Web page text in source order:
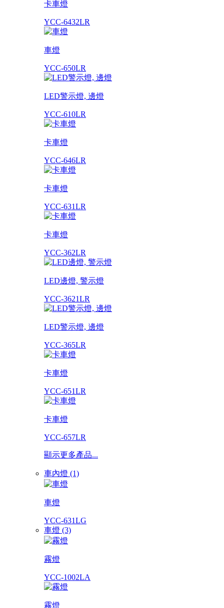
卡車燈
YCC-6432LR
車燈
YCC-650LR
LED警示燈, 邊燈
YCC-610LR
卡車燈
YCC-646LR
卡車燈
YCC-631LR
卡車燈
YCC-362LR
LED邊燈, 警示燈
YCC-3621LR
LED警示燈, 邊燈
YCC-365LR
卡車燈
YCC-651LR
卡車燈
YCC-657LR
顯示更多產品...
車內燈 (1)
車燈
YCC-631LG
車燈 (3)
霧燈
YCC-1002LA
霧燈